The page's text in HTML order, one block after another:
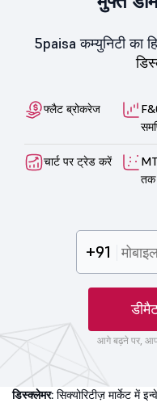
5paisa कम्युनिटी का
फ्लैट ब्रोकरेज
चार्ट पर ट्रेड करें
तक
+91
आगे बढ़ने पर,
डिस्क्लेमर: सिक्योरिटीज़ मार्केट में